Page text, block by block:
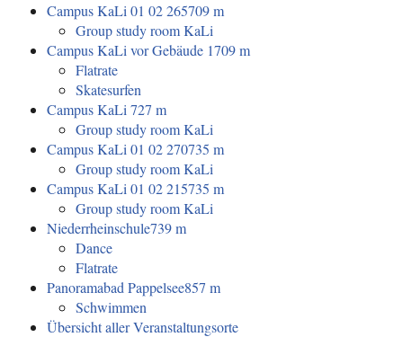
Campus KaLi 01 02 265709 m
Group study room KaLi
Campus KaLi vor Gebäude 1709 m
Flatrate
Skatesurfen
Campus KaLi 727 m
Group study room KaLi
Campus KaLi 01 02 270735 m
Group study room KaLi
Campus KaLi 01 02 215735 m
Group study room KaLi
Niederrheinschule739 m
Dance
Flatrate
Panoramabad Pappelsee857 m
Schwimmen
Übersicht aller Veranstaltungsorte